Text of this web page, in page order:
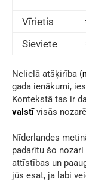
Vīrietis
Sieviete
Nelielā atšķirība (
gada ienākumi,
Kontekstā tas ir
valstīvisās
Nīderlandes
padarītu šo
attīstības un
jūs esat, ja labi